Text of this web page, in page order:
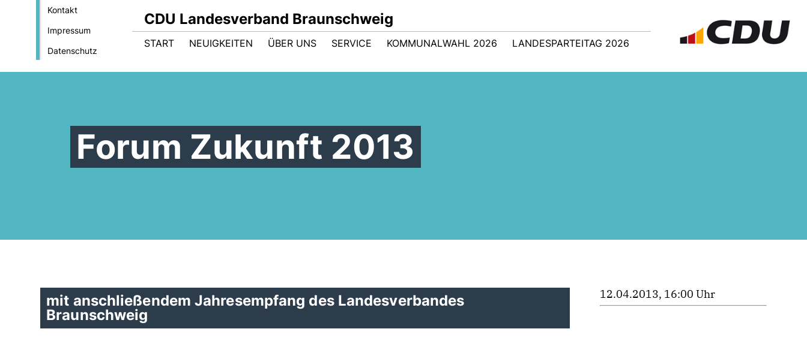
Kontakt
Impressum
Datenschutz
CDU Landesverband Braunschweig
START NEUIGKEITEN ÜBER UNS SERVICE KOMMUNALWAHL 2026 LANDESPARTEITAG 2026
Forum Zukunft 2013
mit anschließendem Jahresempfang des Landesverbandes
Braunschweig
12.04.2013, 16:00 Uhr